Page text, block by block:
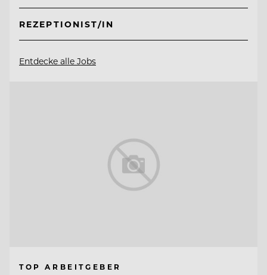
REZEPTIONIST/IN
Entdecke alle Jobs
TOP ARBEITGEBER